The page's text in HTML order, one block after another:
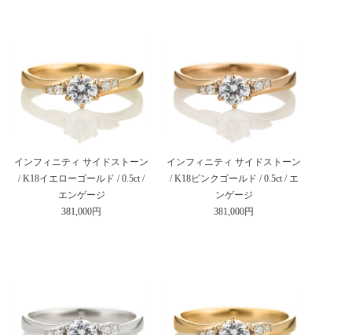
インフィニティ サイドストーン
/ K18イエローゴールド / 0.5ct /
エンゲージ
381,000円
インフィニティ サイドストーン
/ K18ピンクゴールド / 0.5ct / エ
ンゲージ
381,000円